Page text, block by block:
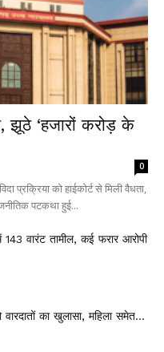
झूठे ‘हजारों करोड़ के
0
को हाईकोर्ट से मिली वैधता,
पटकथा हुई...
143 वारंट तामील, कई फरार आरोपी
का खुलासा, महिला समेत...